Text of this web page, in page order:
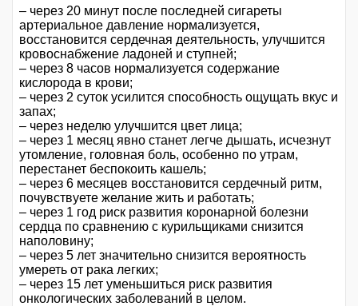
– через 20 минут после последней сигареты
артериальное давление нормализуется,
восстановится сердечная деятельность, улучшится
кровоснабжение ладоней и ступней;
– через 8 часов нормализуется содержание
кислорода в крови;
– через 2 суток усилится способность ощущать вкус и
запах;
– через неделю улучшится цвет лица;
– через 1 месяц явно станет легче дышать, исчезнут
утомление, головная боль, особенно по утрам,
перестанет беспокоить кашель;
– через 6 месяцев восстановится сердечный ритм,
почувствуете желание жить и работать;
– через 1 год риск развития коронарной болезни
сердца по сравнению с курильщиками снизится
наполовину;
– через 5 лет значительно снизится вероятность
умереть от рака легких;
– через 15 лет уменьшиться риск развития
онкологических заболеваний в целом.